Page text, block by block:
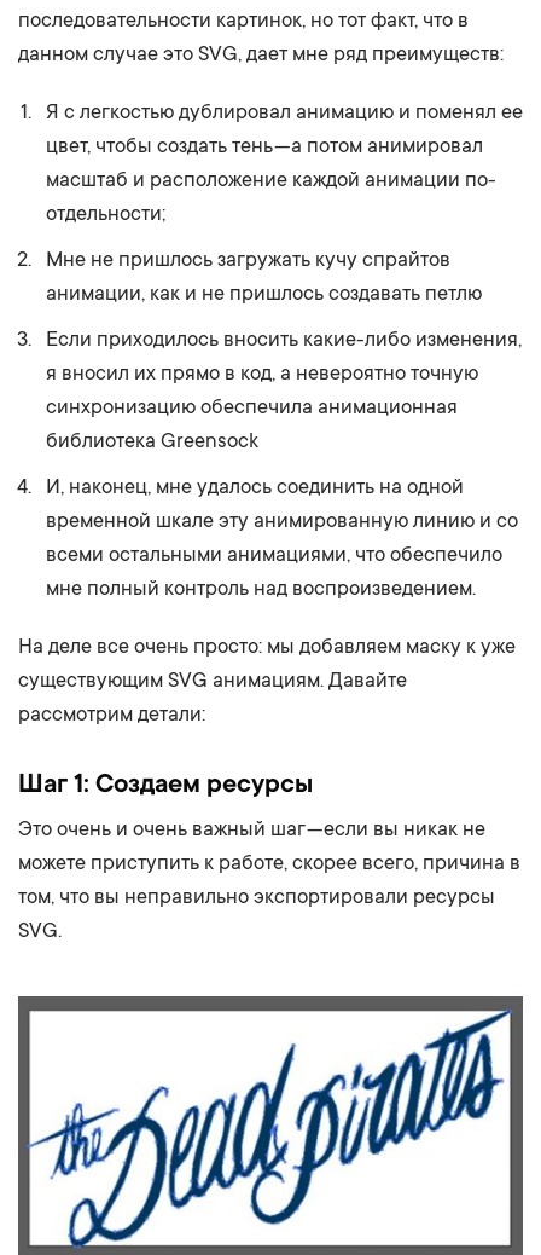
последовательности картинок, но тот факт, что в
данном случае это SVG, дает мне ряд преимуществ:
Я с легкостью дублировал анимацию и поменял ее
цвет, чтобы создать тень — а потом анимировал
масштаб и расположение каждой анимации по-
отдельности;
Мне не пришлось загружать кучу спрайтов
анимации, как и не пришлось создавать петлю
Если приходилось вносить какие-либо изменения,
я вносил их прямо в код, а невероятно точную
синхронизацию обеспечила анимационная
библиотека Greensock
И, наконец, мне удалось соединить на одной
временной шкале эту анимированную линию и со
всеми остальными анимациями, что обеспечило
мне полный контроль над воспроизведением.
На деле все очень просто: мы добавляем маску к уже
существующим SVG анимациям. Давайте
рассмотрим детали:
Шаг 1: Создаем ресурсы
Это очень и очень важный шаг — если вы никак не
можете приступить к работе, скорее всего, причина в
том, что вы неправильно экспортировали ресурсы
SVG.